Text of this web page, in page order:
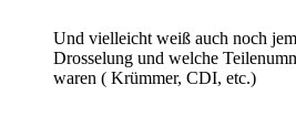
Und vielleicht weiß auch noch
Drosselung und welche
waren ( Krümmer, CDI, etc.)